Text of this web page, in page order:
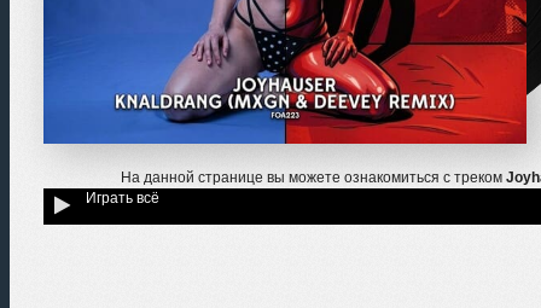
На данной странице вы можете ознакомиться с треком
Играть всё